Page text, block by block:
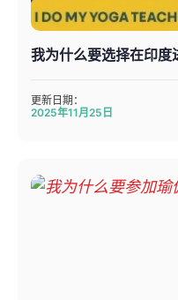
我为什么要选择在印度
更新日期：
2025年11月25日